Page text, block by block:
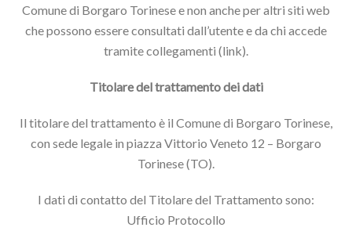
Comune di Borgaro Torinese e non anche per altri siti web
che possono essere consultati dall’utente e da chi accede
tramite collegamenti (link).
Titolare del trattamento dei dati
Il titolare del trattamento è il Comune di Borgaro Torinese,
con sede legale in piazza Vittorio Veneto 12 – Borgaro
Torinese (TO).
I dati di contatto del Titolare del Trattamento sono:
Ufficio Protocollo